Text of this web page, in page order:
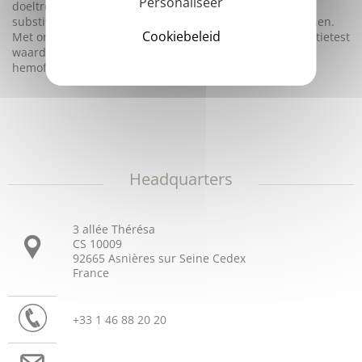
doeltreffend kunnen zijn voor het instellen van een
substitutietherapie bij patiënten die een remmer vertonen.
Met onderzoeken is aangetoond dat de trombinegeneratietest
waardevol is bij de preoperatieve voorbereidingen voor
hemofilie A-patiënten.
Headquarters
3 allée Thérésa
CS 10009
92665 Asnières sur Seine Cedex
France
+33 1 46 88 20 20
Cookiebeleid